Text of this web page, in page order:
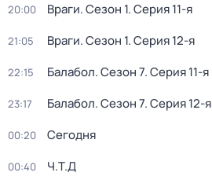
20:00 Враги. Сезон 1. Серия 11-я
21:05 Враги. Сезон 1. Серия 12-я
22:15 Балабол. Сезон 7. Серия 11-я
23:17 Балабол. Сезон 7. Серия 12-я
00:20 Сегодня
00:40 Ч.T.Д